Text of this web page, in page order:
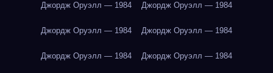
Джордж Оруэлл — 1984 Джордж Оруэлл — 1984
Джордж Оруэлл — 1984 Джордж Оруэлл — 1984
Джордж Оруэлл — 1984 Джордж Оруэлл — 1984